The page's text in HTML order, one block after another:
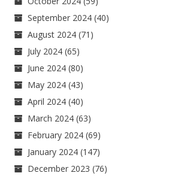
September 2024 (40)
August 2024 (71)
July 2024 (65)
June 2024 (80)
May 2024 (43)
April 2024 (40)
March 2024 (63)
February 2024 (69)
January 2024 (147)
December 2023 (76)